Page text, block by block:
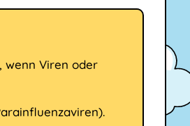
, wenn Viren oder